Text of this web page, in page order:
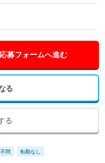
募フォームへ進む
る
る
問 転勤なし